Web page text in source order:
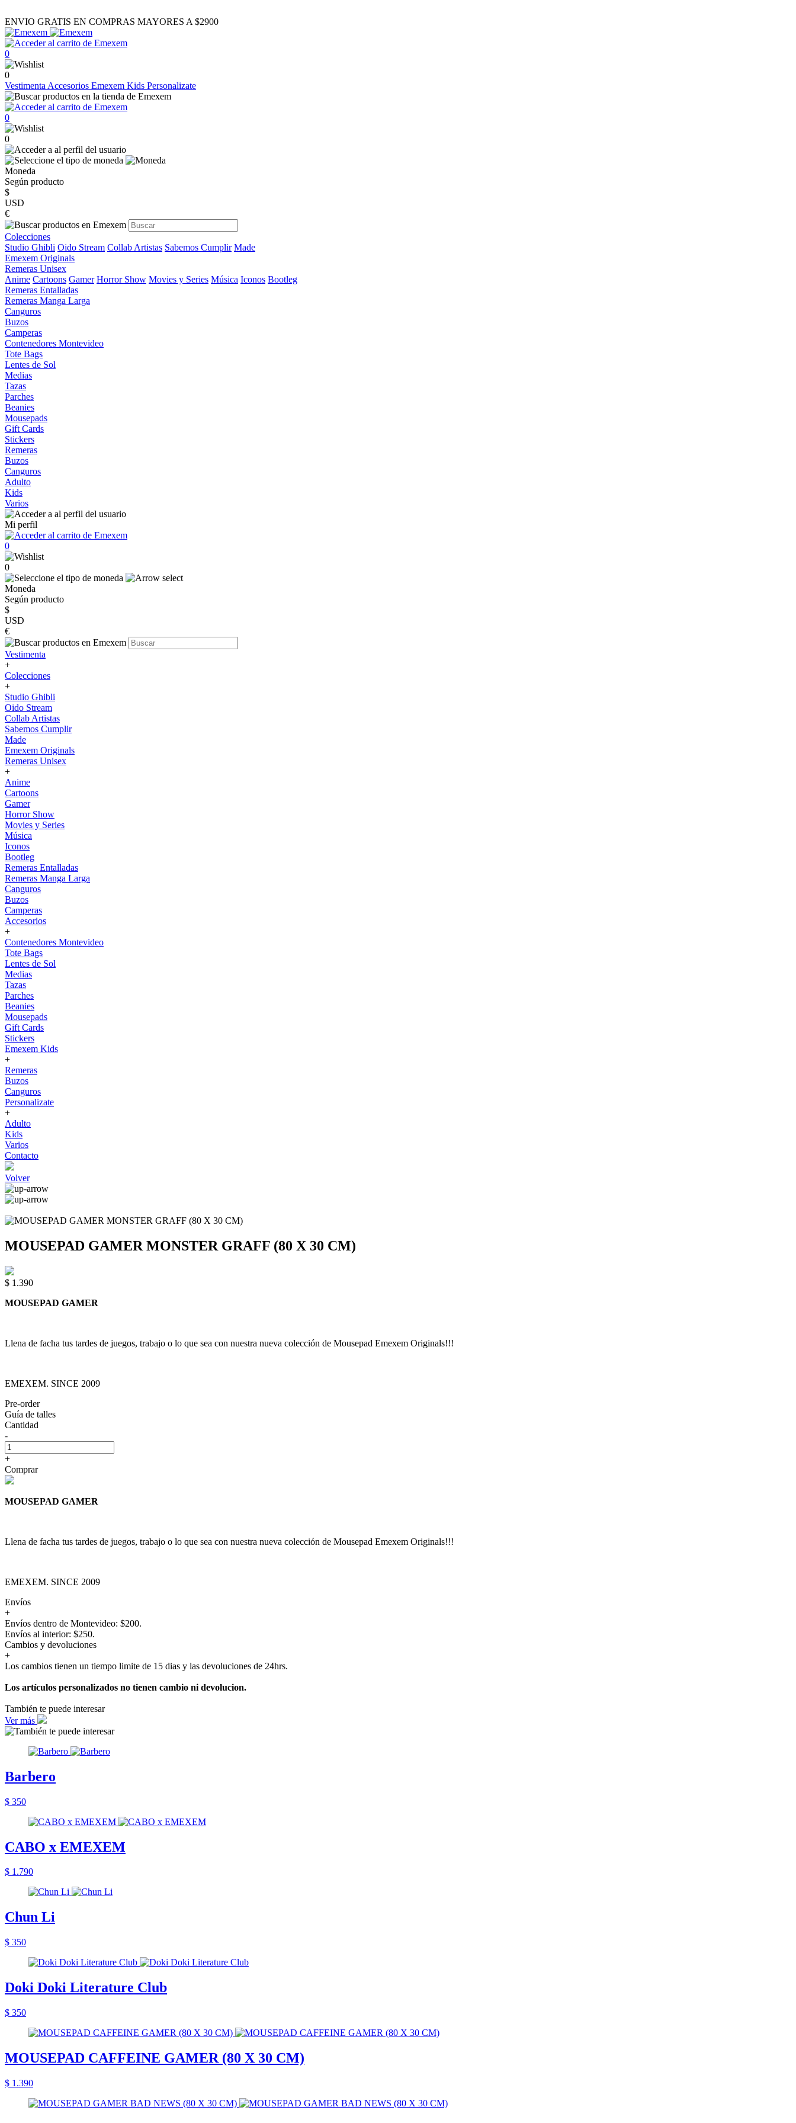
ENVIO GRATIS EN COMPRAS MAYORES A $2900
0
0
Vestimenta Accesorios Emexem Kids Personalizate
0
0
Moneda
Según producto
$
USD
€
Colecciones
Studio Ghibli Oido Stream Collab Artistas Sabemos Cumplir Made
Emexem Originals
Remeras Unisex
Anime Cartoons Gamer Horror Show Movies y Series Música Iconos Bootleg
Remeras Entalladas
Remeras Manga Larga
Canguros
Buzos
Camperas
Contenedores Montevideo
Tote Bags
Lentes de Sol
Medias
Tazas
Parches
Beanies
Mousepads
Gift Cards
Stickers
Remeras
Buzos
Canguros
Adulto
Kids
Varios
Mi perfil
0
0
Moneda
Según producto
$
USD
€
Vestimenta
+
Colecciones
+
Studio Ghibli
Oido Stream
Collab Artistas
Sabemos Cumplir
Made
Emexem Originals
Remeras Unisex
+
Anime
Cartoons
Gamer
Horror Show
Movies y Series
Música
Iconos
Bootleg
Remeras Entalladas
Remeras Manga Larga
Canguros
Buzos
Camperas
Accesorios
+
Contenedores Montevideo
Tote Bags
Lentes de Sol
Medias
Tazas
Parches
Beanies
Mousepads
Gift Cards
Stickers
Emexem Kids
+
Remeras
Buzos
Canguros
Personalizate
+
Adulto
Kids
Varios
Contacto
Volver
MOUSEPAD GAMER MONSTER GRAFF (80 X 30 CM)
$ 1.390
MOUSEPAD GAMER
Llena de facha tus tardes de juegos, trabajo o lo que sea con nuestra nueva colección de Mousepad Emexem Originals!!!
EMEXEM. SINCE 2009
Pre-order
Guía de talles
Cantidad
-
+
Comprar
MOUSEPAD GAMER
Llena de facha tus tardes de juegos, trabajo o lo que sea con nuestra nueva colección de Mousepad Emexem Originals!!!
EMEXEM. SINCE 2009
Envíos
+
Envíos dentro de Montevideo: $200.
Envíos al interior: $250.
Cambios y devoluciones
+
Los cambios tienen un tiempo limite de 15 dias y las devoluciones de 24hrs.
Los artículos personalizados no tienen cambio ni devolucion.
También te puede interesar
Ver más
Barbero
$ 350
CABO x EMEXEM
$ 1.790
Chun Li
$ 350
Doki Doki Literature Club
$ 350
MOUSEPAD CAFFEINE GAMER (80 X 30 CM)
$ 1.390